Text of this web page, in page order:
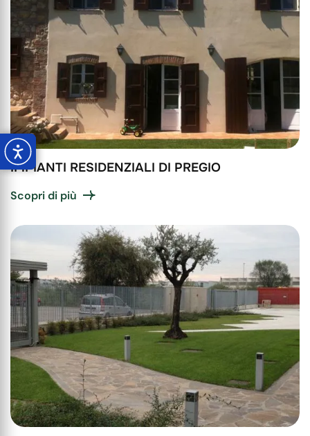
IMPIANTI RESIDENZIALI DI PREGIO
Scopri di più